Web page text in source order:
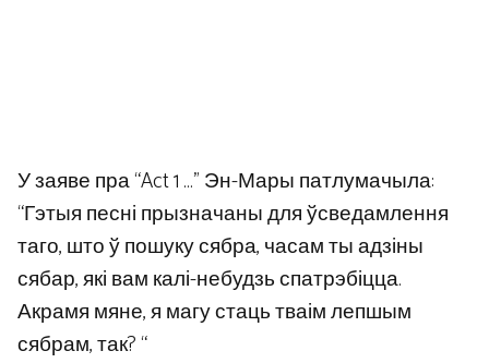
У заяве пра “Act 1 …” Эн-Мары патлумачыла:
“Гэтыя песні прызначаны для ўсведамлення
таго, што ў пошуку сябра, часам ты адзіны
сябар, які вам калі-небудзь спатрэбіцца.
Акрамя мяне, я магу стаць тваім лепшым
сябрам, так? “